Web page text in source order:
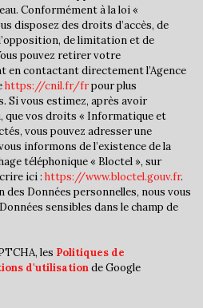
famille
54,72 %
4,63 %
9,69 %
Conformément à la loi «
disposez des droits d’accès, de
de limitation et de
pouvez retirer votre
en contactant directement l’Agence
https://cnil.fr/frpour plus
Si vous estimez, après avoir
que vos droits « Informatique et
vous pouvez adresser une
informons de l’existence de la
téléphonique « Bloctel », sur
ici : https://www.bloctel.gouv.fr.
Données personnelles, nous vous
sensibles dans le champ de
les Politiques de
d'utilisationde Google